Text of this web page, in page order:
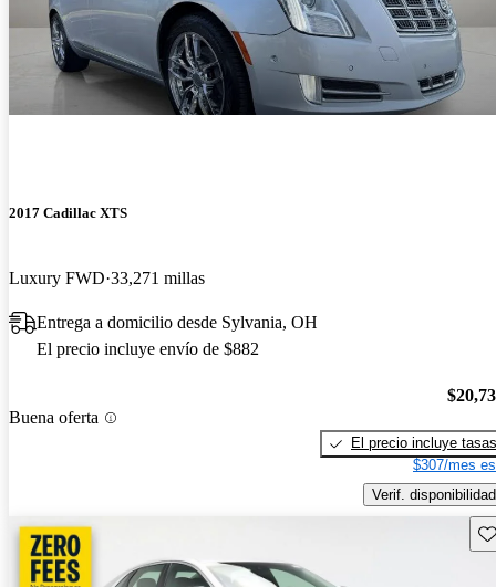
2017 Cadillac XTS
Luxury FWD 33,271 millas
Entrega a domicilio desde Sylvania, OH
El precio incluye envío de $882
Buena oferta
El precio incluye tasas
$307/mes
Verif. disponibilidad